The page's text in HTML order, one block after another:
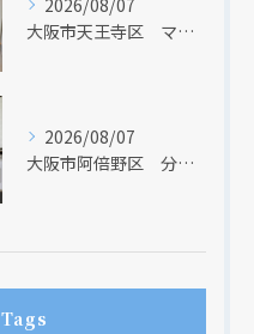
大阪市天王寺区 マンションのキッチン取替及び内装リフォーム工事 クリナップ
2026/08/07
大阪市阿倍野区 分譲マンションのレンジフード取替リフォーム工事 タカラスタンダード
Tags